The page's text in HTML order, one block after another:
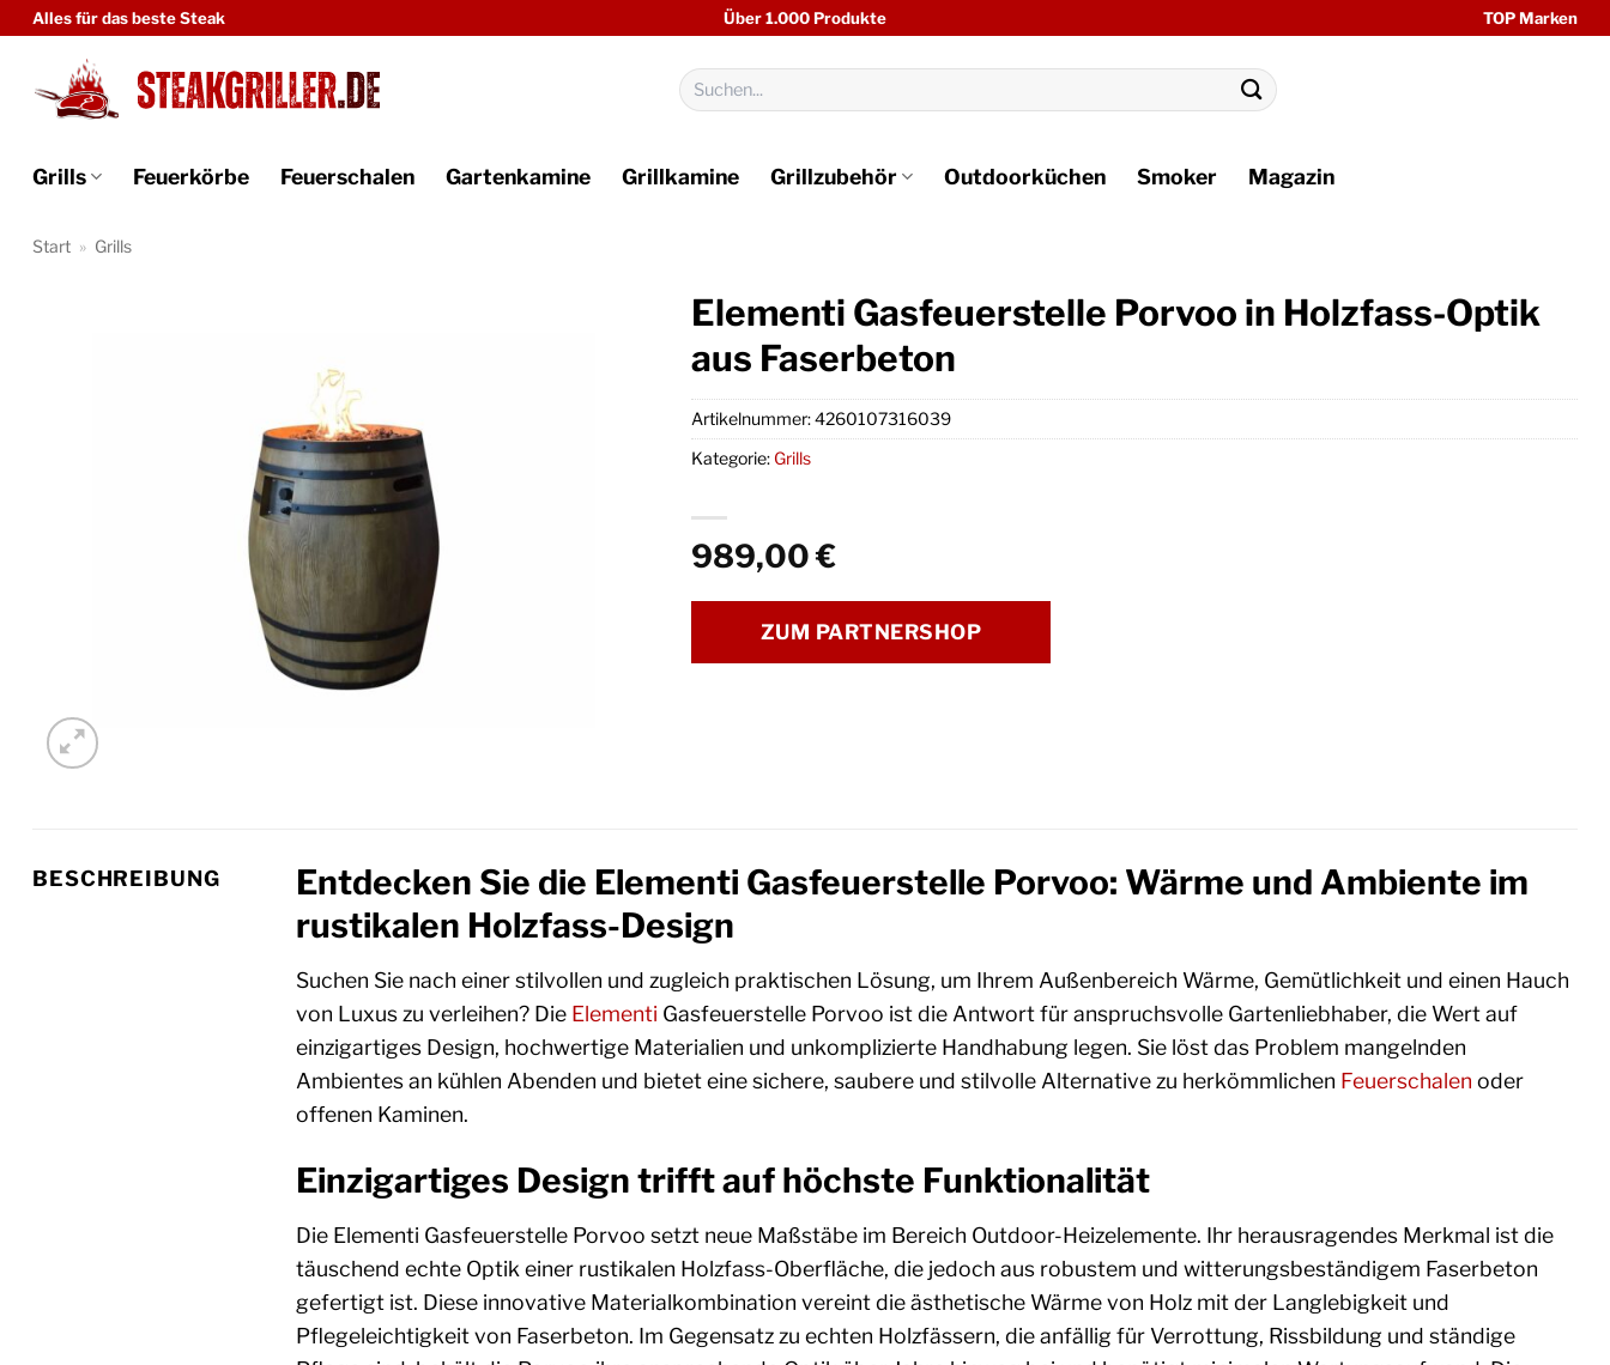
Zum
springen
Alles für das beste Steak Über 1.000 Produkte TOP Marken
Suchen
nach:
Grills Feuerkörbe Feuerschalen Gartenkamine Grillkamine Grillzubehör Outdoorküchen Smoker Magazin
Start » Grills
Elementi Gasfeuerstelle Porvoo in Holzfass-Optik
aus Faserbeton
989,00€
ZUM PARTNERSHOP
Artikelnummer:4260107316039
Kategorie: Grills
BESCHREIBUNG
Entdecken Sie die Elementi Gasfeuerstelle Porvoo: Wärme und Ambiente im
rustikalen Holzfass-Design
Suchen Sie nach einer stilvollen und zugleich praktischen Lösung, um Ihrem Außenbereich Wärme, Gemütlichkeit und einen Hauch
von Luxus zu verleihen? Die Elementi Gasfeuerstelle Porvoo ist die Antwort für anspruchsvolle Gartenliebhaber, die Wert auf
einzigartiges Design, hochwertige Materialien und unkomplizierte Handhabung legen. Sie löst das Problem mangelnden
Ambientes an kühlen Abenden und bietet eine sichere, saubere und stilvolle Alternative zu herkömmlichen Feuerschalen oder
offenen Kaminen.
Einzigartiges Design trifft auf höchste Funktionalität
Die Elementi Gasfeuerstelle Porvoo setzt neue Maßstäbe im Bereich Outdoor-Heizelemente. Ihr herausragendes Merkmal ist die
täuschend echte Optik einer rustikalen Holzfass-Oberfläche, die jedoch aus robustem und witterungsbeständigem Faserbeton
gefertigt ist. Diese innovative Materialkombination vereint die ästhetische Wärme von Holz mit der Langlebigkeit und
Pflegeleichtigkeit von Faserbeton. Im Gegensatz zu echten Holzfässern, die anfällig für Verrottung, Rissbildung und ständige